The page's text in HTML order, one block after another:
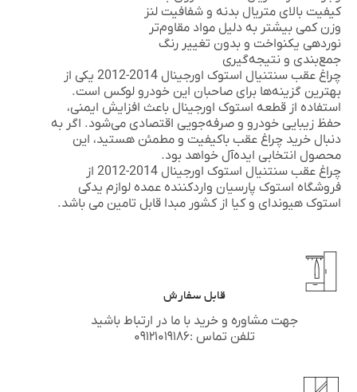
کیفیت بالای متریال بدنه و شفافیت لنز
وزن کمی بیشتر به دلیل مواد مقاوم‌تر
نوردهی یکنواخت و بدون تغییر رنگ
جمع‌بندی و نتیجه‌گیری
چراغ عقب سنتنیال استوک اورجینال 2014-2012 یکی از
بهترین گزینه‌ها برای صاحبان این خودرو لوکس است.
استفاده از قطعه استوک اورجینال باعث افزایش ایمنی،
حفظ زیبایی خودرو و صرفه‌جویی اقتصادی می‌شود. اگر به
دنبال خرید چراغ عقب باکیفیت و مطمئن هستید، این
محصول انتخابی ایده‌آل خواهد بود.
چراغ عقب سنتنیال استوک اورجینال 2014-2012 از
فروشگاه استوک پارسیان واردکننده عمده لوازم یدکی
استوک هیوندای وکیا از کشور مبدا قابل تامین می باشد.
قابل سفارش
جهت مشاوره و خرید با ما در ارتباط باشید
تلفن تماس :۰۹۱۲۱۰۱۹۱۸۶